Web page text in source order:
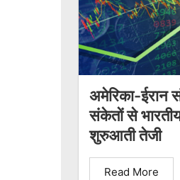
अमेरिका-ईरान
संकेतों से
शुरुआती तेजी
Read More